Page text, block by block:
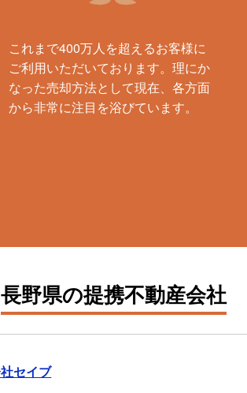
これまで400万人を超えるお客様に
ご利用いただいております。理にか
なった売却方法として現在、各方面
から非常に注目を浴びています。
長野県の提携不動産会社
セイブ